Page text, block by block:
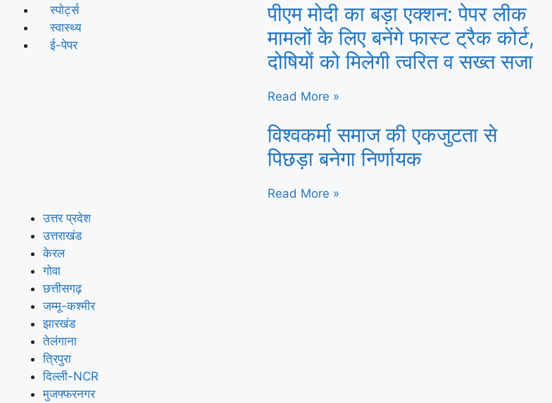
स्पोर्ट्स
स्वास्थ्य
ई-पेपर
पीएम मोदी का बड़ा एक्शन: पेपर लीक
मामलों के लिए बनेंगे फास्ट ट्रैक कोर्ट,
दोषियों को मिलेगी त्वरित व सख्त सजा
Read More »
विश्वकर्मा समाज की एकजुटता से
पिछड़ा बनेगा निर्णायक
Read More »
उत्तर प्रदेश
उत्तराखंड
केरल
गोवा
छत्तीसगढ़
जम्मू-कश्मीर
झारखंड
तेलंगाना
त्रिपुरा
दिल्ली-NCR
मुजफ्फरनगर